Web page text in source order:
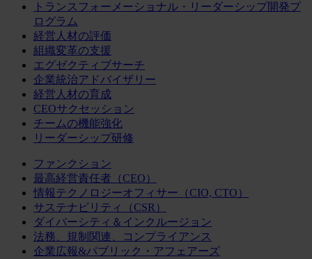
トランスフォーメーショナル・リーダーシップ開発プ
ログラム
経営人材の評価
組織変革の支援
エグゼクティブサーチ
企業統治アドバイザリー
経営人材の育成
CEOサクセッション
チームの機能強化
リーダーシップ研修
ファンクション
最高経営責任者（CEO）
情報テクノロジーオフィサー（CIO, CTO）
サステナビリティ（CSR）
ダイバーシティ＆インクルージョン
法務、規制関連、コンプライアンス
企業広報&パブリック・アフェアーズ